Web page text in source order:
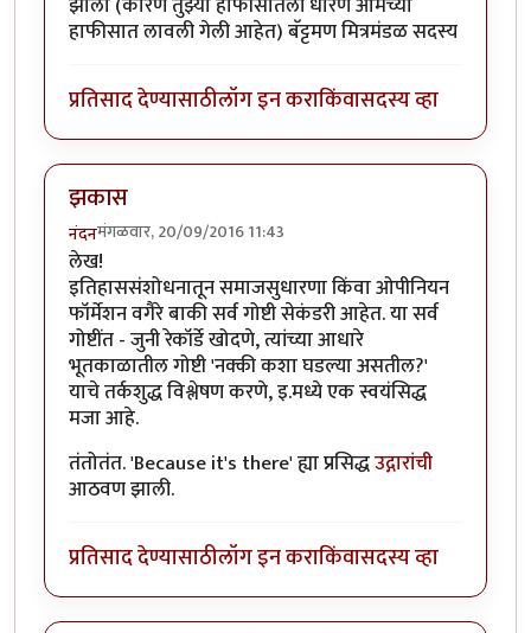
हाफीसात लावली गेली आहेत) बॅट्टमण मित्रमंडळ सदस्य
प्रतिसाद देण्यासाठीलॉग इन कराकिंवासदस्य व्हा
झकास
नंदनमंगळवार, 20/09/2016 11:43
लेख!
इतिहाससंशोधनातून समाजसुधारणा किंवा ओपीनियन
फॉर्मेशन वगैरे बाकी सर्व गोष्टी सेकंडरी आहेत. या सर्व
गोष्टींत - जुनी रेकॉर्डे खोदणे, त्यांच्या आधारे
भूतकाळातील गोष्टी 'नक्की कशा घडल्या असतील?'
याचे तर्कशुद्ध विश्लेषण करणे, इ.मध्ये एक स्वयंसिद्ध
मजा आहे.
तंतोतंत. 'Because it's there' ह्या प्रसिद्धउद्गारांची
आठवण झाली.
प्रतिसाद देण्यासाठीलॉग इन कराकिंवासदस्य व्हा